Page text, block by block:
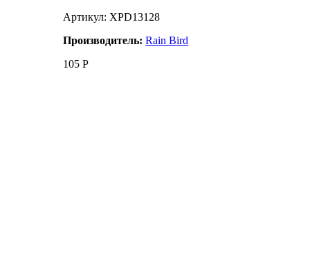
Артикул: XPD13128
Производитель:Rain Bird
105 Р